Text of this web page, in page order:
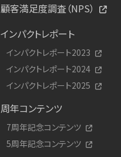
顧客満足度調査（NPS）
インパクトレポート
インパクトレポート2023
インパクトレポート2024
インパクトレポート2025
周年コンテンツ
7周年記念コンテンツ
5周年記念コンテンツ